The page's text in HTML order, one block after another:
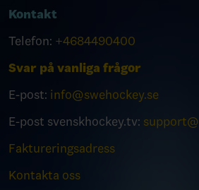
Kontakt
Telefon: +4684490400
Svar på vanliga frågor
E-post: info@swehockey.se
E-post svenskhockey.tv:
Faktureringsadress
Kontakta oss